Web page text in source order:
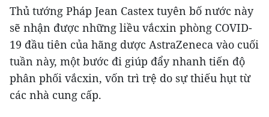
Thủ tướng Pháp Jean Castex tuyên bố nước này
sẽ nhận được những liều vắcxin phòng COVID-
19 đầu tiên của hãng dược AstraZeneca vào cuối
tuần này, một bước đi giúp đẩy nhanh tiến độ
phân phối vắcxin, vốn trì trệ do sự thiếu hụt từ
các nhà cung cấp.